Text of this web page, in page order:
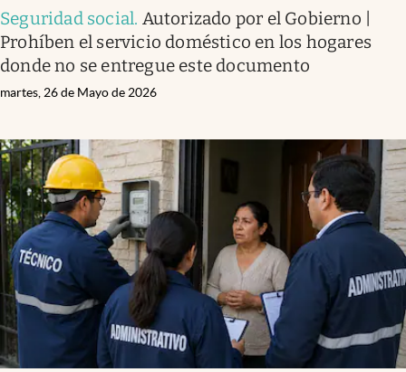
Seguridad social. Autorizado por el Gobierno |
Prohíben el servicio doméstico en los hogares
donde no se entregue este documento
martes, 26 de Mayo de 2026